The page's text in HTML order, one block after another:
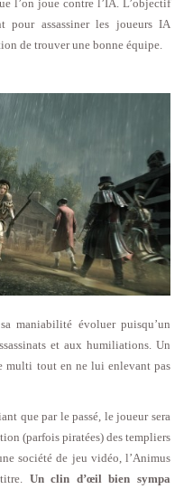
l’on joue contre l’IA. L’objectif
pour assassiner les joueurs IA
de trouver une bonne équipe.
maniabilité évoluer puisqu’un
et aux humiliations. Un
multi tout en ne lui enlevant pas
que par le passé, le joueur sera
(parfois piratées) des templiers
société de jeu vidéo, l’Animus
Un clin d’œil bien sympa